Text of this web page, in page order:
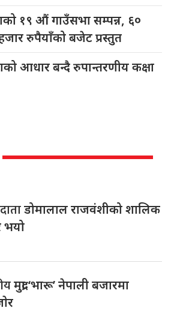
१९ औं गाउँसभा सम्पन्न, ६०
रुपैयाँको बजेट प्रस्तुत
आधार बन्दै रुपान्तरणीय कक्षा
डोमालाल राजवंशीको शालिक
भयो
मुद्रा ‘भारू’ नेपाली बजारमा